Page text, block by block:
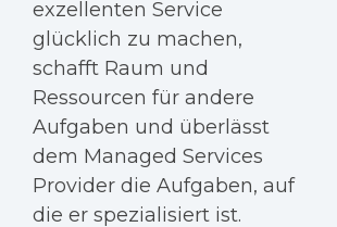
exzellenten Service
glücklich zu machen,
schafft Raum und
Ressourcen für andere
Aufgaben und überlässt
dem Managed Services
Provider die Aufgaben, auf
die er spezialisiert ist.